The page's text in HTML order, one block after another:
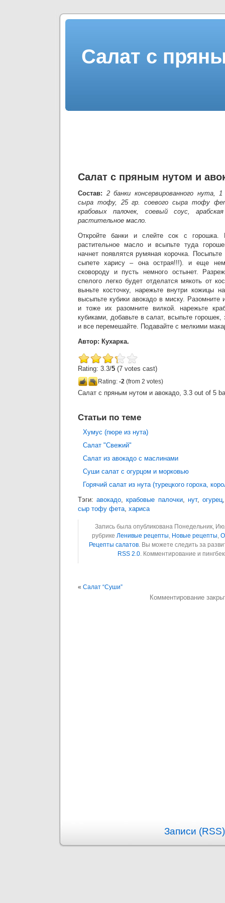
Салат с
Салат с пряным нутом и
Состав: 2 банки консервированного нута,
сыра тофу, 25 гр. соевого сыра тофу
крабовых палочек, соевый соус,
растительное масло.
Откройте банки и слейте сок с горошка.
растительное масло и всыпьте туда
начнет появлятся румяная корочка.
сыпете харису – она острая!!!). и еще
сковороду и пусть немного остынет.
спелого легко будет отделатся мякоть от
выньте косточку, нарежьте внутри кожицы
высыпьте кубики авокадо в миску. Разомните
и тоже их разомните вилкой. нарежьте
кубиками, добавьте в салат, всыпьте
и все перемешайте. Подавайте с мелкими
Автор: Кухарка.
Rating: 3.3/5 (7 votes cast)
Rating: -2 (from 2 votes)
Салат с пряным нутом и авокадо, 3.3 out of 5
Статьи по теме
Хумус (пюре из нута)
Салат "Свежий"
Салат из авокадо с маслинами
Суши салат с огурцом и морковью
Горячий салат из нута (турецкого гороха,
Тэги:авокадо,крабовые палочки, нут,огурец
сыр тофу фета, хариса
Запись была опубликована Понедельник,
рубрике Ленивые рецепты, Новые рецепты,
Рецепты салатов. Вы можете следить за
RSS 2.0. Комментирование и
« Салат “Суши”
Комментирование
Записи (RSS)